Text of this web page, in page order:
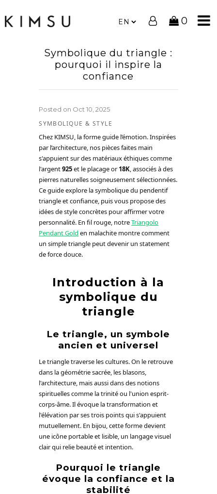
0
Symbolique du triangle :
pourquoi il inspire la
confiance
Posted on Oct 10, 2025
SYMBOLIQUE & STYLE
Chez KIMSU, la forme guide l’émotion. Inspirées
par l’architecture, nos pièces faites main
s'appuient sur des matériaux éthiques comme
l'argent925et le placage or18K , associés à des
pierres naturelles soigneusement sélectionnées.
Ce guide explore la symbolique du pendentif
triangle et confiance, puis vous propose des
idées de style concrètes pour affirmer votre
personnalité. En fil rouge, notreTriangolo
Pendant Gold en malachite montre comment
un simple triangle peut devenir un statement
de force douce.
Introduction à la
symbolique du
triangle
Le triangle, un symbole
ancien et universel
Le triangle traverse les cultures. On le retrouve
dans la géométrie sacrée, les blasons,
l'architecture, mais aussi dans des notions
spirituelles comme la trinité ou l'union esprit-
corps-âme. Il évoque la transformation et
l'élévation par ses trois points qui s'appuient
mutuellement. En bijou, cette forme devient
une icône portable et lisible, un langage visuel
clair qui relie beauté et intention.
Pourquoi le triangle
évoque la confiance et la
stabilité